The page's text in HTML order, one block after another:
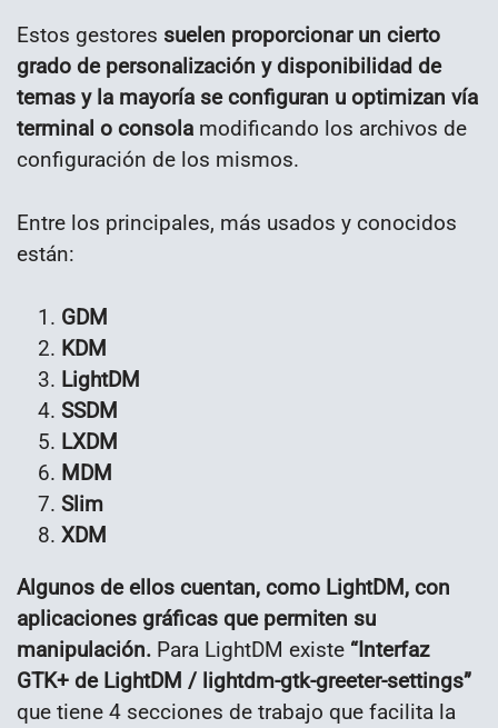
Estos gestores suelen proporcionar un cierto
grado de personalización y disponibilidad de
temas y la mayoría se configuran u optimizan vía
terminal o consola modificando los archivos de
configuración de los mismos.
Entre los principales, más usados y conocidos
están:
GDM
KDM
LightDM
SSDM
LXDM
MDM
Slim
XDM
Algunos de ellos cuentan, como LightDM, con
aplicaciones gráficas que permiten su
manipulación. Para LightDM existe “Interfaz
GTK+ de LightDM / lightdm-gtk-greeter-settings”
que tiene 4 secciones de trabajo que facilita la